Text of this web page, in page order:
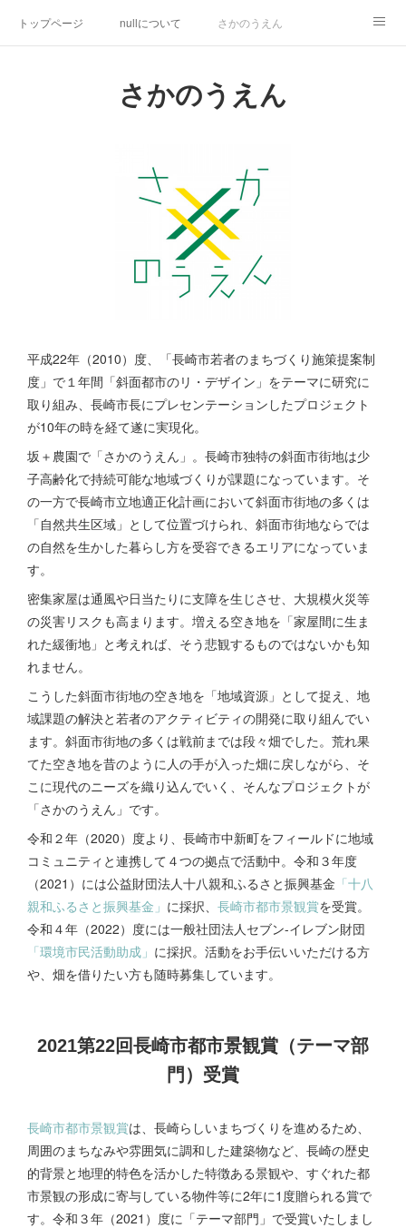
トップページ nullについて さかのうえん
inspired by null その他の活動
さかのうえん
平成22年（2010）度、「長崎市若者のまちづくり施策提案制
度」で１年間「斜面都市のリ・デザイン」をテーマに研究に
取り組み、長崎市長にプレセンテーションしたプロジェクト
が10年の時を経て遂に実現化。
坂＋農園で「さかのうえん」。長崎市独特の斜面市街地は少
子高齢化で持続可能な地域づくりが課題になっています。そ
の一方で長崎市立地適正化計画において斜面市街地の多くは
「自然共生区域」として位置づけられ、斜面市街地ならでは
の自然を生かした暮らし方を受容できるエリアになっていま
す。
密集家屋は通風や日当たりに支障を生じさせ、大規模火災等
の災害リスクも高まります。増える空き地を「家屋間に生ま
れた緩衝地」と考えれば、そう悲観するものではないかも知
れません。
こうした斜面市街地の空き地を「地域資源」として捉え、地
域課題の解決と若者のアクティビティの開発に取り組んでい
ます。斜面市街地の多くは戦前までは段々畑でした。荒れ果
てた空き地を昔のように人の手が入った畑に戻しながら、そ
こに現代のニーズを織り込んでいく、そんなプロジェクトが
「さかのうえん」です。
令和２年（2020）度より、長崎市中新町をフィールドに地域
コミュニティと連携して４つの拠点で活動中。令和３年度
（2021）には公益財団法人十八親和ふるさと振興基金 「十八
親和ふるさと振興基金」 に採択、 長崎市都市景観賞を受賞。
令和４年（2022）度には一般社団法人セブン-イレブン財団
「環境市民活動助成」 に採択。活動をお手伝いいただける方
や、畑を借りたい方も随時募集しています。
2021第22回長崎市都市景観賞（テーマ部
門）受賞
長崎市都市景観賞は、長崎らしいまちづくりを進めるため、
周囲のまちなみや雰囲気に調和した建築物など、長崎の歴史
的背景と地理的特色を活かした特徴ある景観や、すぐれた都
市景観の形成に寄与している物件等に2年に1度贈られる賞で
す。令和３年（2021）度に「テーマ部門」で受賞いたしまし